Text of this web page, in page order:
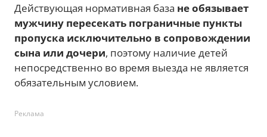
Действующая нормативная база не обязывает
мужчину пересекать пограничные пункты
пропуска исключительно в сопровождении
сына или дочери, поэтому наличие детей
непосредственно во время выезда не является
обязательным условием.
Реклама